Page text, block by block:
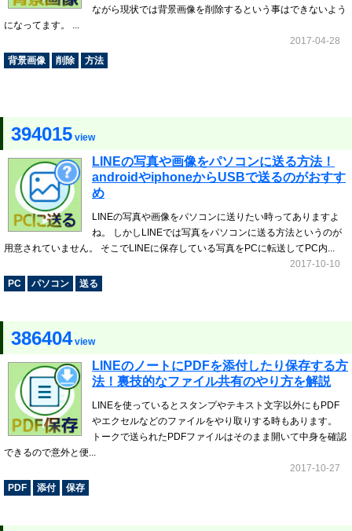
ながら現状では背景画像を削除するという事はできないよう
になってます。 ...
2017-04-28
背景画像
削除 方法
394015 view
LINEの写真や画像をパソコンに送る方法！
androidやiphoneからUSBで送るのがおすす
め
LINEの写真や画像をパソコンに送りたい時ってありますよ
ね。 しかしLINEでは写真をパソコンに送る方法というのが
用意されていません。 そこでLINEに保存している写真をPCに転送してPC内...
2017-10-10
PC
パソコン 送る
386404view
LINEのノートにPDFを添付したり保存する方
法！裏技的なファイル共有のやり方を解説
LINEを使っているとスタンプやテキスト文字以外にもPDF
やエクセルなどのファイルをやり取りする時もあります。
トークで送られたPDFファイルはそのまま開いて中身を確認
できるので意外と便...
2017-10-27
PDF
添付 保存